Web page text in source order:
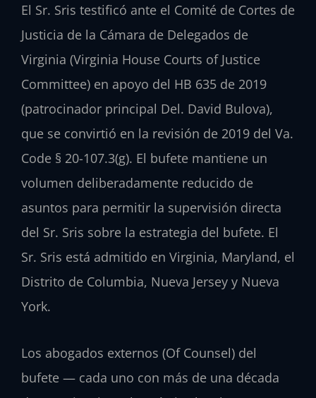
El Sr. Sris testificó ante el Comité de Cortes de
Justicia de la Cámara de Delegados de
Virginia (Virginia House Courts of Justice
Committee) en apoyo del HB 635 de 2019
(patrocinador principal Del. David Bulova),
que se convirtió en la revisión de 2019 del Va.
Code § 20-107.3(g). El bufete mantiene un
volumen deliberadamente reducido de
asuntos para permitir la supervisión directa
del Sr. Sris sobre la estrategia del bufete. El
Sr. Sris está admitido en Virginia, Maryland, el
Distrito de Columbia, Nueva Jersey y Nueva
York.
Los abogados externos (Of Counsel) del
bufete — cada uno con más de una década